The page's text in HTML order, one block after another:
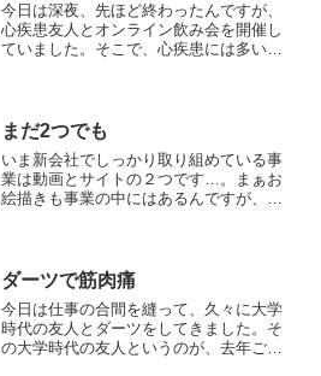
今日は深夜、先ほど終わったんですが、
心疾患友人とオンライン飲み会を開催し
ていました。そこで、心疾患には多いよ
して、相手のことを考...
まだ2つでも
いま新会社でしっかり取り組めている事
業は動画とサイトの２つです…。まぁお
絵描きも事業の中にはあるんですが、こ
社の事業は少なくと...
ダーツで筋肉痛
今日は仕事の合間を縫って、久々に大学
時代の友人とダーツをしてきました。そ
の大学時代の友人というのが、去年ご結